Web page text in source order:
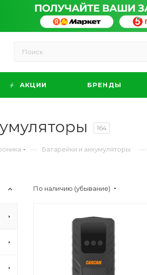
АКЦИИ БРЕНДЫ
164
— Батарейки и аккумуляторы —
По наличию (убывание)